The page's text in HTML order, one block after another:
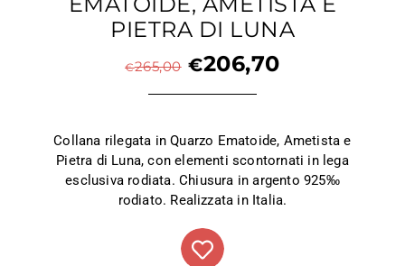
PIETRA DI LUNA
€265,00 €206,70
Collana rilegata in Quarzo Ematoide, Ametista e
Pietra di Luna, con elementi scontornati in lega
esclusiva rodiata. Chiusura in argento 925‰
rodiato. Realizzata in Italia.